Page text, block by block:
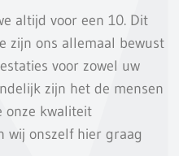
altijd voor een 10. Dit
zijn ons allemaal bewust
voor zowel uw
zijn het de mensen
onze kwaliteit
wij onszelf hier graag